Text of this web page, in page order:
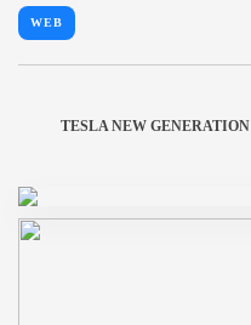
WEB
TESLA NEW GENERATION